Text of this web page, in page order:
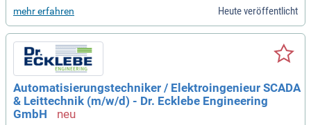
echnischen Service
mehr erfahren Heute veröffentlicht
Automatisierungstechniker / Elektroingenieur SCADA
& Leittechnik (m/w/d) - Dr. Ecklebe Engineering
GmbH